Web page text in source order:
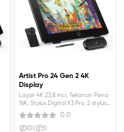
Artist Pro 24 Gen 2 4K
Display
Layar 4K 23,8 inci, Tekanan Pena
16K, Stylus Digital X3 Pro, 2 stylus
dikemas
0.0
(0) 0